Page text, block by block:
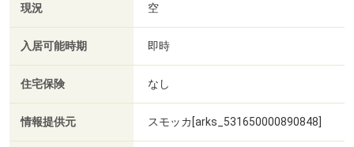
現況 空
入居可能時期 即時
住宅保険 なし
情報提供元 スモッカ[arks_531650000890848]